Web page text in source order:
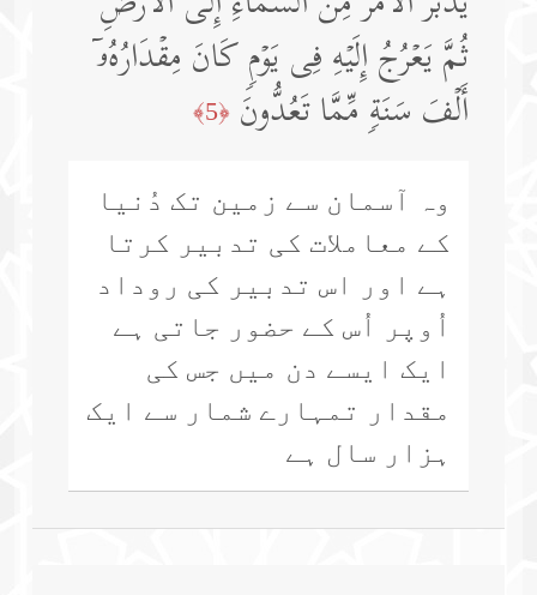
ثُمَّ یَعۡرُجُ إِلَیۡهِ فِی یَوۡمࣲ كَانَ مِقۡدَارُهُۥۤ
أَلۡفَ سَنَةࣲ مِّمَّا تَعُدُّونَ ﴿5﴾
وہ آسمان سے زمین تک دُنیا
کے معاملات کی تدبیر کرتا
ہے اور اس تدبیر کی روداد
اُوپر اُس کے حضور جاتی ہے
ایک ایسے دن میں جس کی
مقدار تمہارے شمار سے ایک
ہزار سال ہے